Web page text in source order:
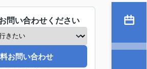
問い合わせください
お問い合わせ